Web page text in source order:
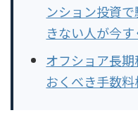
ンション投資
きない人が今
オフショア長
おくべき手数